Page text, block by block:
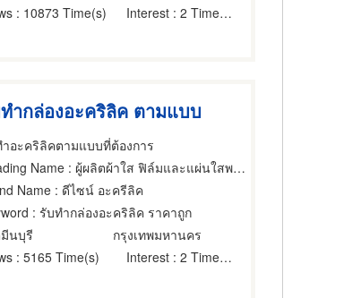
: 10873 Time(s) Interest : 2 Time(s)
ากล่องอะคริลิค ตามแบบ
อะคริลิคตามแบบที่ต้องการ
Name : ผู้ผลิตผ้าใส ฟิล์มและแผ่นใสพลาสติก,ผลิตภัณฑ์อะคริลิค,ผลิตภัณฑ์อะคริลิค
Name : ดีไซน์ อะครีลิค
: รับทํากล่องอะคริลิค ราคาถูก
นบุรี
กรุงเทพมหานคร
: 5165 Time(s) Interest : 2 Time(s)